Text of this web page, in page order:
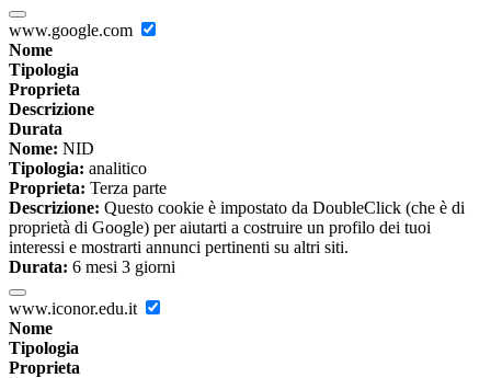
www.google.com
Nome
Tipologia
Proprieta
Descrizione
Durata
Nome: NID
Tipologia: analitico
Proprieta: Terza parte
Descrizione: Questo cookie è impostato da DoubleClick (che è di
proprietà di Google) per aiutarti a costruire un profilo dei tuoi
interessi e mostrarti annunci pertinenti su altri siti.
Durata: 6 mesi 3 giorni
www.iconor.edu.it
Nome
Tipologia
Proprieta